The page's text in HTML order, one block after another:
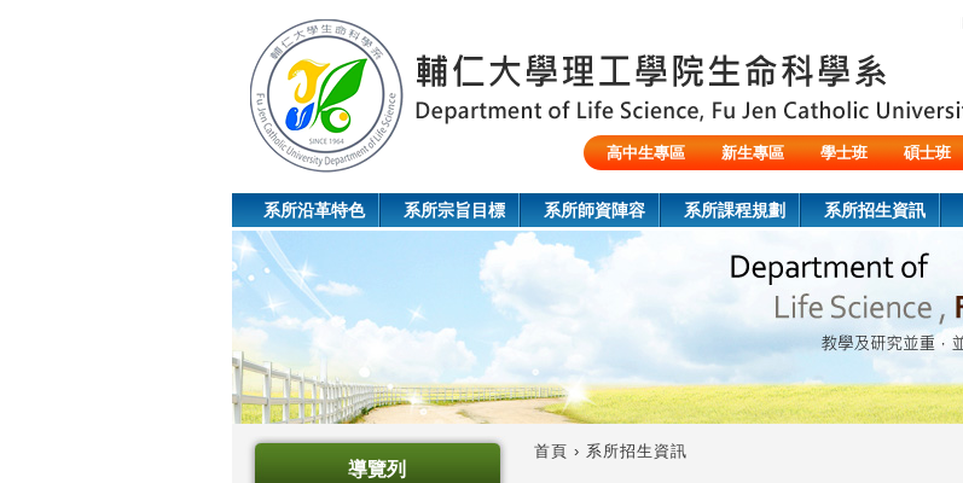
高中生專區 新生專區 學士班 碩士班
系所沿革特色 系所宗旨目標 系所師資陣容 系所課程規劃 系所招生資訊
導覽列
首頁 › 系所招生資訊